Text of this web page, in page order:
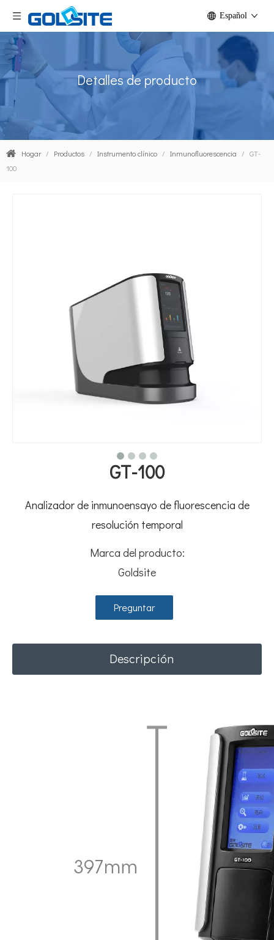
Español
Detalles de producto
Hogar / Productos / Instrumento clínico / Inmunofluorescencia / GT-
100
GT-100
Analizador de inmunoensayo de fluorescencia de
resolución temporal
Marca del producto:
Goldsite
Preguntar
Descripción